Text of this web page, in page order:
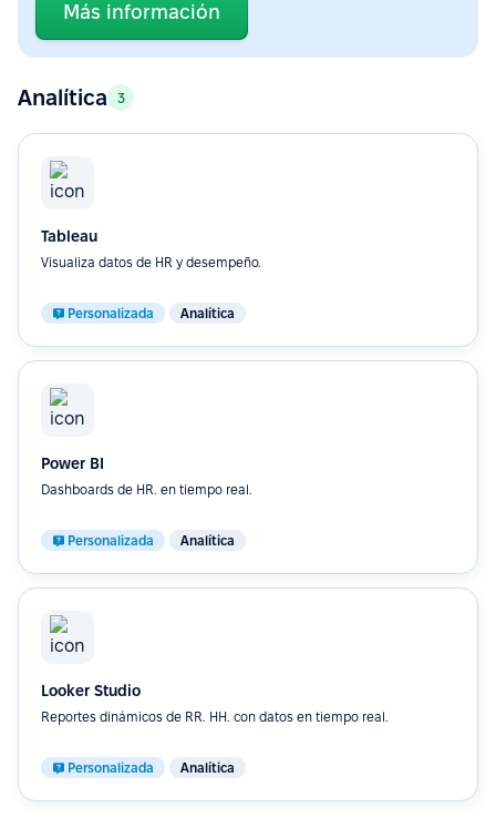
Más información
Analítica 3
Tableau
Visualiza datos de HR y desempeño.
Personalizada Analítica
Power BI
Dashboards de HR. en tiempo real.
Personalizada Analítica
Looker Studio
Reportes dinámicos de RR. HH. con datos en tiempo real.
Personalizada Analítica